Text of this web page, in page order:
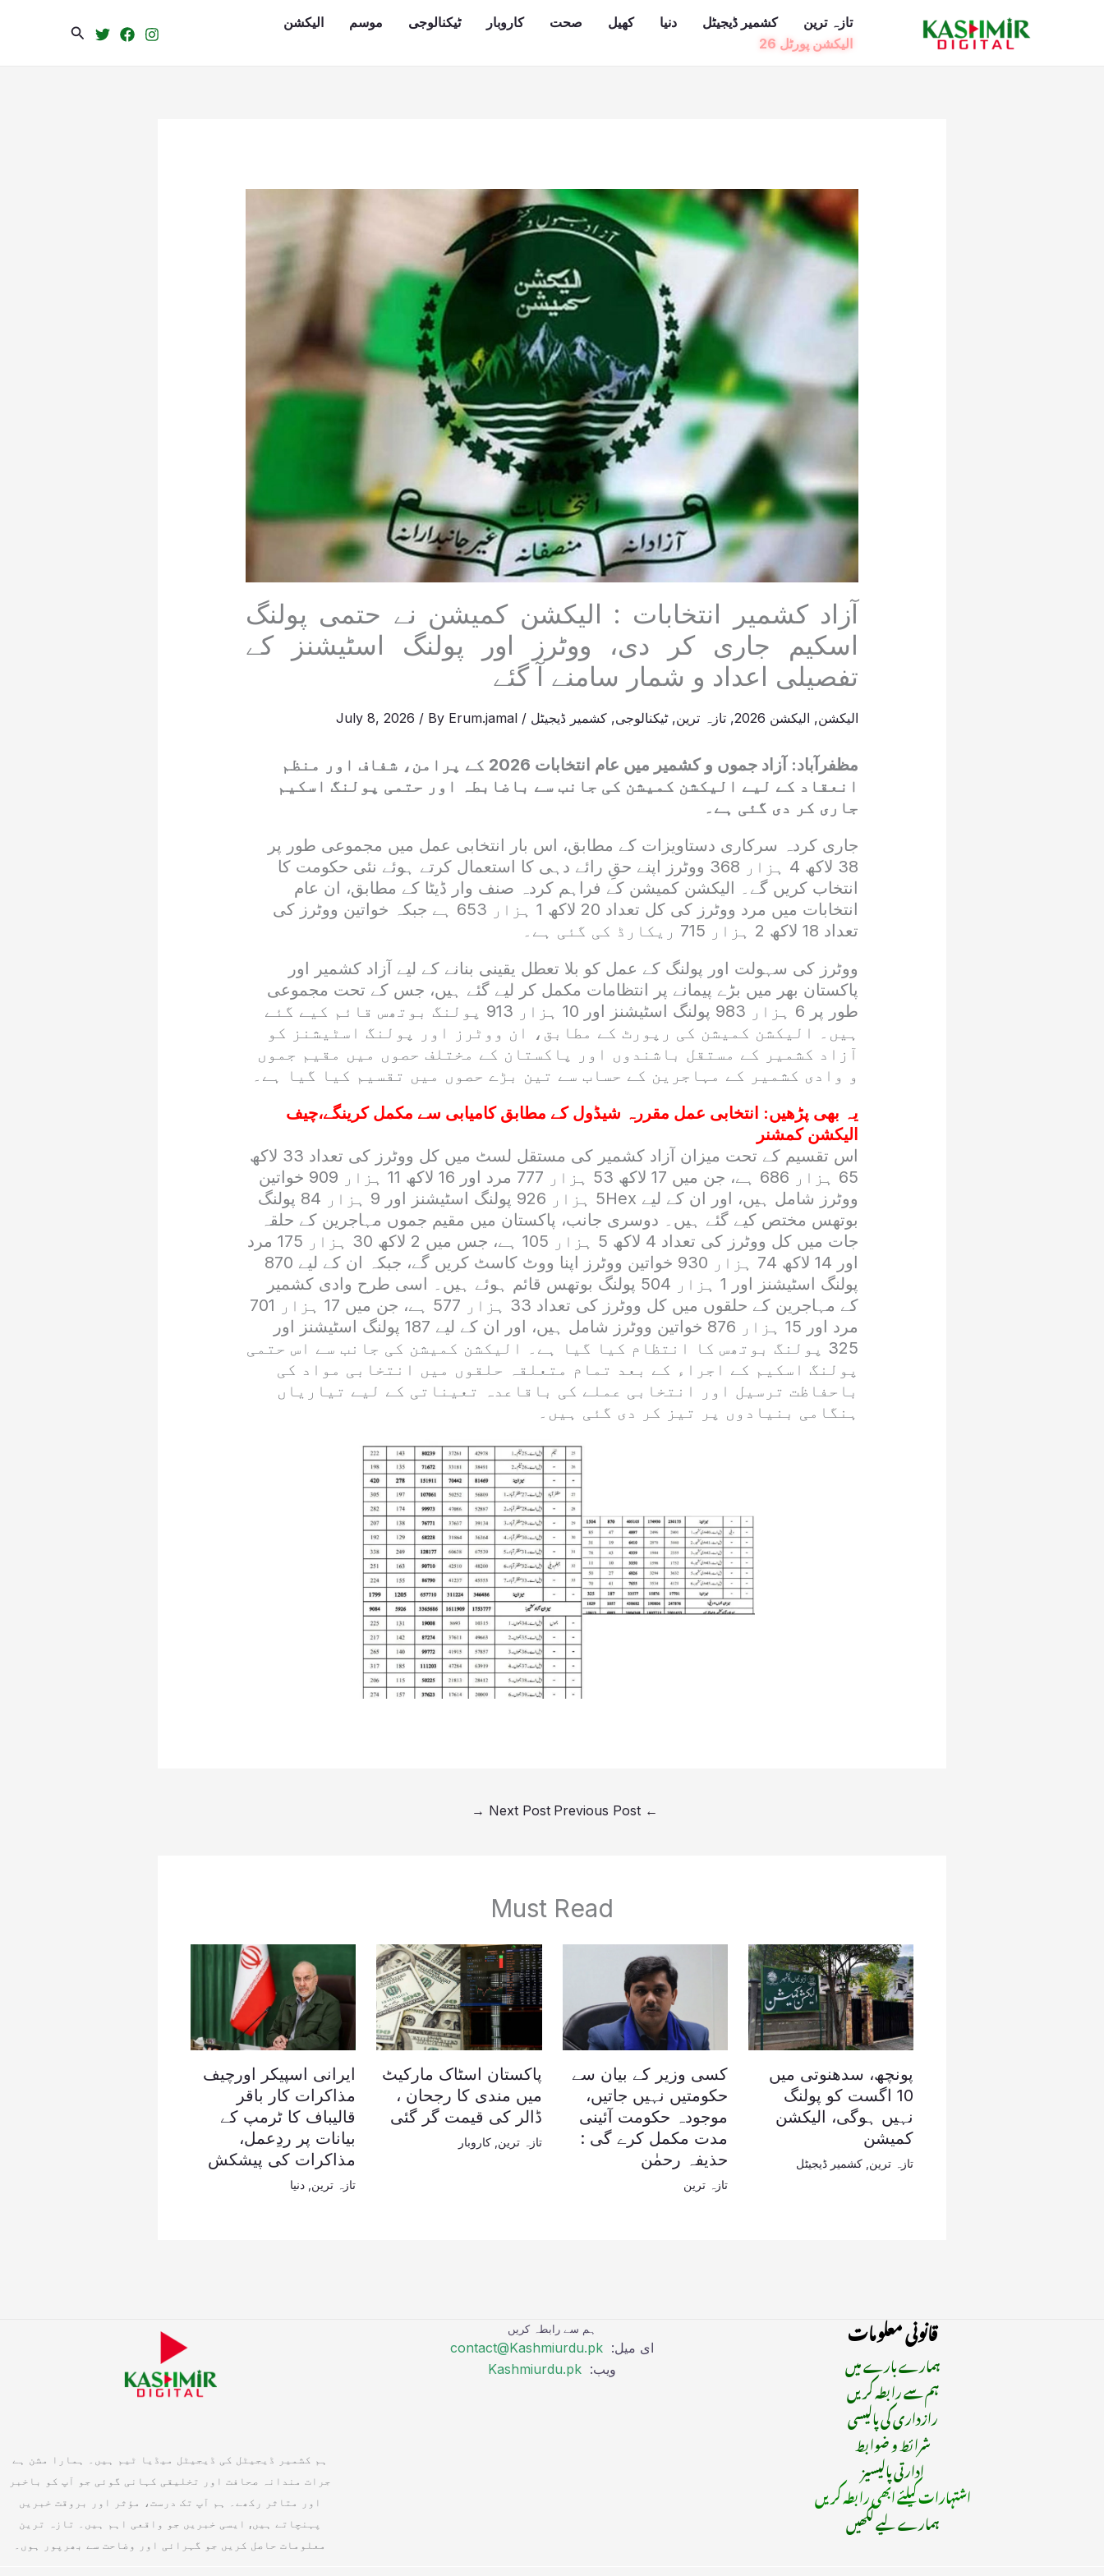
تازہ ترین کشمیر ڈیجیٹل دنیا کھیل صحت کاروبار ٹیکنالوجی موسم
الیکشن
الیکشن پورٹل 26
Search
آزاد کشمیر انتخابات : الیکشن کمیشن نے حتمی پولنگ
اسکیم جاری کر دی، ووٹرز اور پولنگ اسٹیشنز کے
تفصیلی اعداد و شمار سامنے آ گئے
الیکشن, الیکشن 2026 , تازہ ترین,ٹیکنالوجی, کشمیر ڈیجیٹل /
July 8, 2026 / By Erum.jamal
مظفرآباد: آزاد جموں و کشمیر میں عام انتخابات 2026 کے پرامن، شفاف اور منظم
انعقاد کے لیے الیکشن کمیشن کی جانب سے باضابطہ اور حتمی پولنگ اسکیم
جاری کر دی گئی ہے۔
جاری کردہ سرکاری دستاویزات کے مطابق، اس بار انتخابی عمل میں مجموعی طور پر
38 لاکھ 4 ہزار 368 ووٹرز اپنے حقِ رائے دہی کا استعمال کرتے ہوئے نئی حکومت کا
انتخاب کریں گے۔ الیکشن کمیشن کے فراہم کردہ صنف وار ڈیٹا کے مطابق، ان عام
انتخابات میں مرد ووٹرز کی کل تعداد 20 لاکھ 1 ہزار 653 ہے جبکہ خواتین ووٹرز کی
تعداد 18 لاکھ 2 ہزار 715 ریکارڈ کی گئی ہے۔
ووٹرز کی سہولت اور پولنگ کے عمل کو بلا تعطل یقینی بنانے کے لیے آزاد کشمیر اور
پاکستان بھر میں بڑے پیمانے پر انتظامات مکمل کر لیے گئے ہیں، جس کے تحت مجموعی
طور پر 6 ہزار 983 پولنگ اسٹیشنز اور 10 ہزار 913 پولنگ بوتھس قائم کیے گئے
ہیں۔ الیکشن کمیشن کی رپورٹ کے مطابق، ان ووٹرز اور پولنگ اسٹیشنز کو
آزاد کشمیر کے مستقل باشندوں اور پاکستان کے مختلف حصوں میں مقیم جموں
و وادی کشمیر کے مہاجرین کے حساب سے تین بڑے حصوں میں تقسیم کیا گیا ہے۔
یہ بھی پڑھیں: انتخابی عمل مقررہ شیڈول کے مطابق کامیابی سے مکمل کرینگے،چیف
الیکشن کمشنر
اس تقسیم کے تحت میزان آزاد کشمیر کی مستقل لسٹ میں کل ووٹرز کی تعداد 33 لاکھ
65 ہزار 686 ہے، جن میں 17 لاکھ 53 ہزار 777 مرد اور 16 لاکھ 11 ہزار 909 خواتین
ووٹرز شامل ہیں، اور ان کے لیے 5Hex ہزار 926 پولنگ اسٹیشنز اور 9 ہزار 84 پولنگ
بوتھس مختص کیے گئے ہیں۔ دوسری جانب، پاکستان میں مقیم جموں مہاجرین کے حلقہ
جات میں کل ووٹرز کی تعداد 4 لاکھ 5 ہزار 105 ہے، جس میں 2 لاکھ 30 ہزار 175 مرد
اور 14 لاکھ 74 ہزار 930 خواتین ووٹرز اپنا ووٹ کاسٹ کریں گے، جبکہ ان کے لیے 870
پولنگ اسٹیشنز اور 1 ہزار 504 پولنگ بوتھس قائم ہوئے ہیں۔ اسی طرح وادی کشمیر
کے مہاجرین کے حلقوں میں کل ووٹرز کی تعداد 33 ہزار 577 ہے، جن میں 17 ہزار 701
مرد اور 15 ہزار 876 خواتین ووٹرز شامل ہیں، اور ان کے لیے 187 پولنگ اسٹیشنز اور
325 پولنگ بوتھس کا انتظام کیا گیا ہے۔ الیکشن کمیشن کی جانب سے اس حتمی
پولنگ اسکیم کے اجراء کے بعد تمام متعلقہ حلقوں میں انتخابی مواد کی
باحفاظت ترسیل اور انتخابی عملے کی باقاعدہ تعیناتی کے لیے تیاریاں
ہنگامی بنیادوں پر تیز کر دی گئی ہیں۔
←
Next Post
→
Must Read
پونچھ، سدھنوتی میں
10 اگست کو پولنگ
نہیں ہوگی، الیکشن
کمیشن
تازہ ترین کشمیر ڈیجیٹل
کسی وزیر کے بیان سے
حکومتیں نہیں جاتیں،
موجودہ حکومت آئینی
مدت مکمل کرے گی :
حذیفہ رحمٰن
تازہ ترین
پاکستان اسٹاک مارکیٹ
میں مندی کا رجحان ،
ڈالر کی قیمت گر گئی
تازہ ترین ,کاروبار
ایرانی اسپیکر اورچیف
مذاکرات کار باقر
قالیباف کا ٹرمپ کے
بیانات پر ردِعمل،
مذاکرات کی پیشکش
تازہ ترین دنیا
قانونی معلومات
ہمارے بارے میں
ہم سے رابطہ کریں
رازداری کی پالیسی
شرائط و ضوابط
ادارتی پالیسیز
اشتہارات کیلئے ابھی رابطہ کریں
ہمارے لیے لکھیں
ہم سے رابطہ کریں
ای میل: contact@Kashmiurdu.pk
ویب: Kashmiurdu.pk
ہم کشمیر ڈیجیٹل کی ڈیجیٹل میڈیا ٹیم ہیں۔ ہمارا مشن ہے
جرات مندانہ صحافت اور تخلیقی کہانی گوئی جو آپ کو باخبر
اور متاثر رکھے۔ ہم آپ تک درست، مؤثر اور بروقت خبریں
پہنچاتے ہیں, ایسی خبریں جو واقعی اہم ہیں۔ تازہ ترین
معلومات حاصل کریں جو گہرائی اور وضاحت سے بھرپور ہوں۔